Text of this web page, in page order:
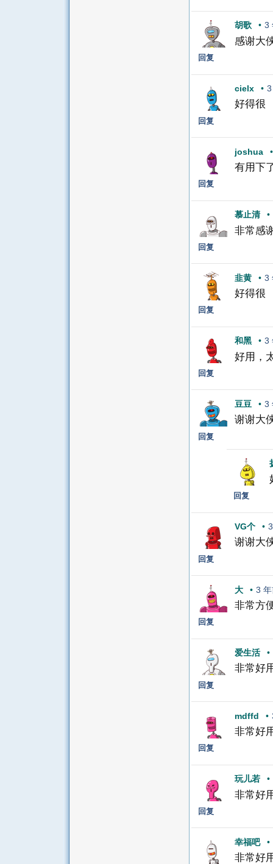
胡歌 • 3
感谢大
回复
cielx •
好得很
回复
joshua •
有用下
回复
慕止清 •
非常感
回复
韭黄 • 3
好得很
回复
和黑 • 3
好用，
回复
豆豆 • 3
谢谢大
回复
回复
VG个 •
谢谢大
回复
大 • 3
非常方
回复
爱生活 •
非常好
回复
mdffd •
非常好
回复
玩儿若 •
非常好
回复
幸福吧 •
非常好